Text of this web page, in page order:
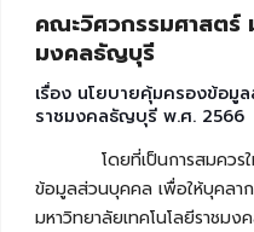
คณะวิศวกรรมศาสตร์
มงคลธัญบุรี
เรื่อง นโยบายคุ้มครองข้อมู
ราชมงคลธัญบุรี พ.ศ. 2566
โดยที่เป็นการสมควรให้มี
ข้อมูลส่วนบุคคล เพื่อให้บุคลา
มหาวิทยาลัยเทคโนโลยีราชม